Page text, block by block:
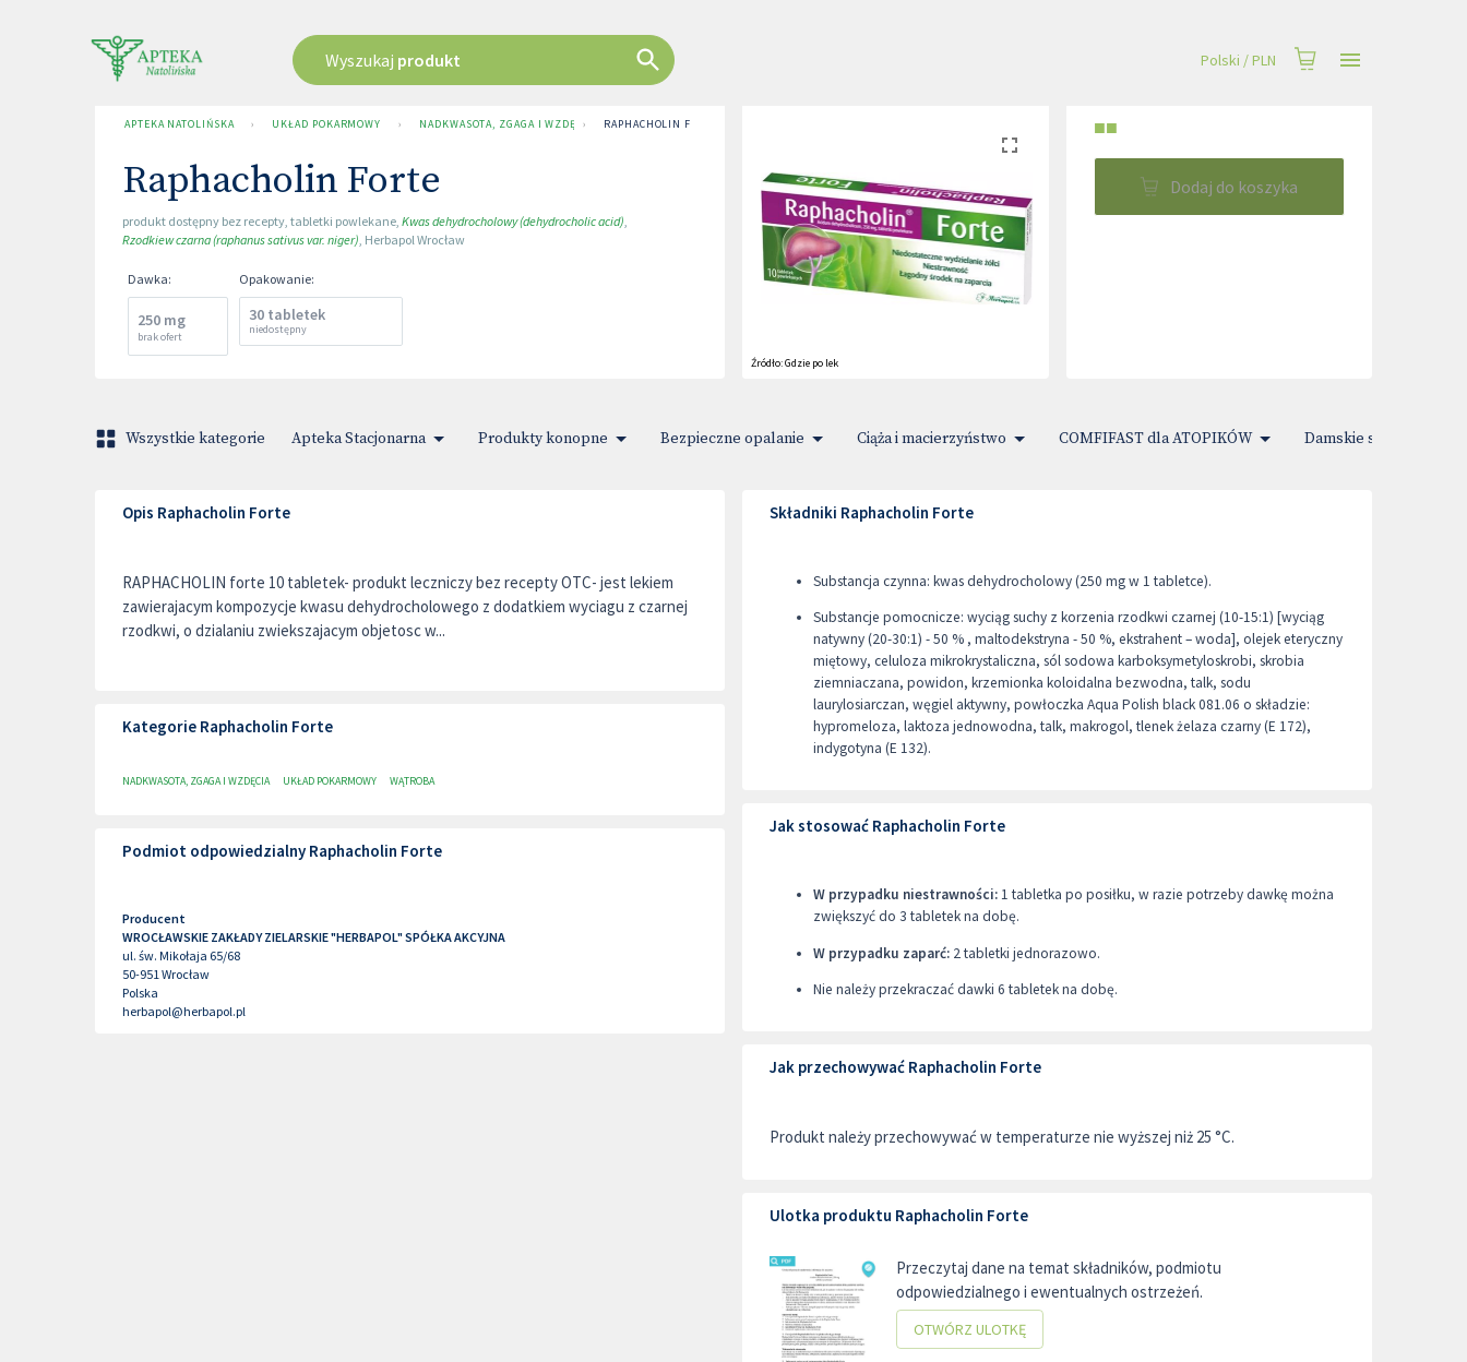
Wyszukaj produkt Polski /PLN
APTEKA NATOLIŃSKA › UKŁAD POKARMOWY › NADKWASOTA, ZGAGA I WZDĘCIA
› RAPHACHOLIN FORTE
Raphacholin Forte
produkt dostępny bez recepty, tabletki powlekane, Kwas dehydrocholowy (dehydrocholic acid),
Rzodkiew czarna (raphanus sativus var. niger), Herbapol Wrocław
Dawka:
250 mg
brak ofert
Opakowanie:
30 tabletek
niedostępny
Źródło:Gdzie po lek
■■
Dodaj do koszyka
Wszystkie kategorie Apteka Stacjonarna Produkty konopne Bezpieczne opalanie Ciąża i macierzyństwo COMFIFAST dla ATOPIKÓW Damskie sprawy
Opis Raphacholin Forte
RAPHACHOLIN forte 10 tabletek- produkt leczniczy bez recepty OTC- jest lekiem
zawierajacym kompozycje kwasu dehydrocholowego z dodatkiem wyciagu z czarnej
rzodkwi, o dzialaniu zwiekszajacym objetosc w...
Kategorie Raphacholin Forte
NADKWASOTA, ZGAGA I WZDĘCIA UKŁAD POKARMOWY WĄTROBA
Podmiot odpowiedzialny Raphacholin Forte
Producent
WROCŁAWSKIE ZAKŁADY ZIELARSKIE "HERBAPOL" SPÓŁKA AKCYJNA
ul. św. Mikołaja 65/68
50-951Wrocław
Polska
herbapol@herbapol.pl
Składniki Raphacholin Forte
Substancja czynna: kwas dehydrocholowy (250 mg w 1 tabletce).
Substancje pomocnicze: wyciąg suchy z korzenia rzodkwi czarnej (10-15:1) [wyciąg
natywny (20-30:1) - 50 % , maltodekstryna - 50 %, ekstrahent – woda], olejek eteryczny
miętowy, celuloza mikrokrystaliczna, sól sodowa karboksymetyloskrobi, skrobia
ziemniaczana, powidon, krzemionka koloidalna bezwodna, talk, sodu
laurylosiarczan, węgiel aktywny, powłoczka Aqua Polish black 081.06 o składzie:
hypromeloza, laktoza jednowodna, talk, makrogol, tlenek żelaza czarny (E 172),
indygotyna (E 132).
Jak stosować Raphacholin Forte
W przypadku niestrawności: 1 tabletka po posiłku, w razie potrzeby dawkę można
zwiększyć do 3 tabletek na dobę.
W przypadku zaparć: 2 tabletki jednorazowo.
Nie należy przekraczać dawki 6 tabletek na dobę.
Jak przechowywać Raphacholin Forte
Produkt należy przechowywać w temperaturze nie wyższej niż 25 °C.
Ulotka produktu Raphacholin Forte
Przeczytaj dane na temat składników, podmiotu
odpowiedzialnego i ewentualnych ostrzeżeń.
OTWÓRZ ULOTKĘ